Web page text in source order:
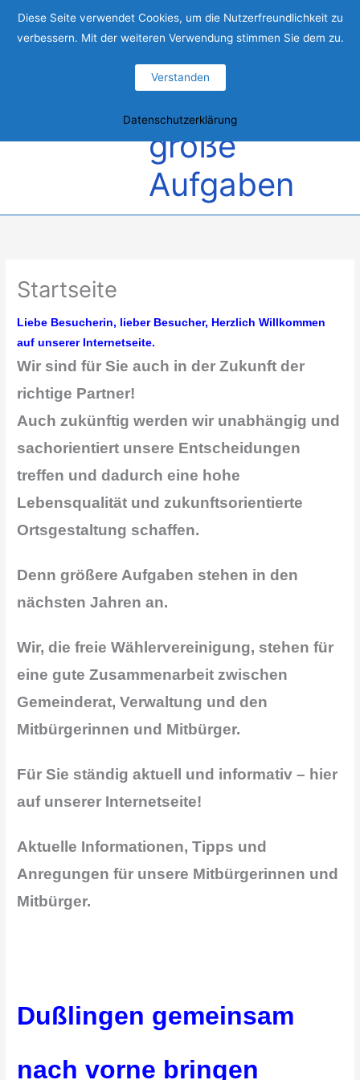
Ein
starkes
Team für
große
Aufgaben
Startseite
Liebe Besucherin, lieber Besucher, Herzlich Willkommen
auf unserer Internetseite.
Wir sind für Sie auch in der Zukunft der
richtige Partner!
Auch zukünftig werden wir unabhängig und
sachorientiert unsere Entscheidungen
treffen und dadurch eine hohe
Lebensqualität und zukunftsorientierte
Ortsgestaltung schaffen.
Denn größere Aufgaben stehen in den
nächsten Jahren an.
Wir, die freie Wählervereinigung, stehen für
eine gute Zusammenarbeit zwischen
Gemeinderat, Verwaltung und den
Mitbürgerinnen und Mitbürger.
Für Sie ständig aktuell und informativ – hier
auf unserer Internetseite!
Aktuelle Informationen, Tipps und
Anregungen für unsere Mitbürgerinnen und
Mitbürger.
Dußlingen gemeinsam
nach vorne bringen
Diese Seite verwendet Cookies, um die Nutzerfreundlichkeit zu
verbessern. Mit der weiteren Verwendung stimmen Sie dem zu.
Verstanden
Datenschutzerklärung